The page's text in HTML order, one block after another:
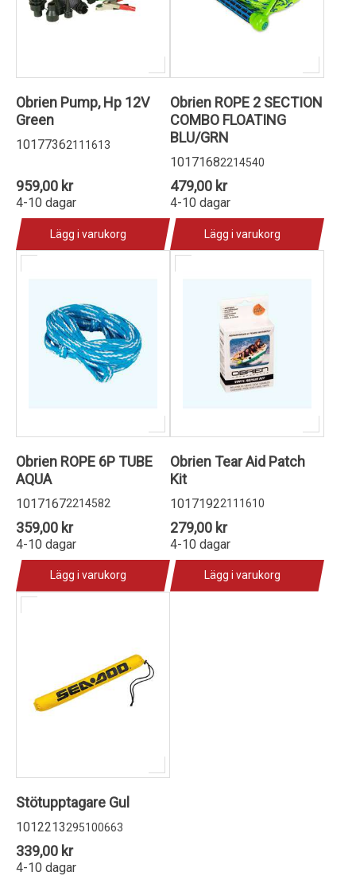
Obrien Pump, Hp 12V
Green
10177362111613
959,00 kr
4-10 dagar
Lägg i varukorg
Obrien ROPE 2 SECTION
COMBO FLOATING
BLU/GRN
10171682214540
479,00 kr
4-10 dagar
Lägg i varukorg
Obrien ROPE 6P TUBE
AQUA
10171672214582
359,00 kr
4-10 dagar
Lägg i varukorg
Obrien Tear Aid Patch
Kit
10171922111610
279,00 kr
4-10 dagar
Lägg i varukorg
Stötupptagare Gul
1012213295100663
339,00 kr
4-10 dagar